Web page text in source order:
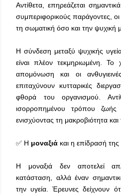
Αντίθετα, επηρεάζεται
συμπεριφορικούς παράγοντες,
τη σωματική όσο και την ψυχική
Η σύνδεση μεταξύ ψυχικής
είναι πλέον τεκμηριωμένη. Το
απομόνωση και οι
επιταχύνουν κυτταρικές
φθορά του οργανισμού.
ισορροπημένου τρόπου ζωής
ενισχύοντας τη μακροβιότητα
✅ Η μοναξιά και η επίδρασή
Η μοναξιά δεν αποτελεί
κατάσταση, αλλά έναν
την υγεία. Έρευνες δείχνουν